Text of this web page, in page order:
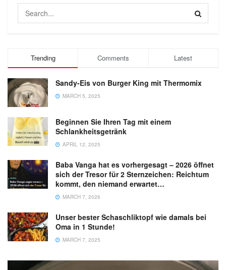
Trending Comments Latest
Sandy-Eis von Burger King mit Thermomix
MARCH 5, 2025
Beginnen Sie Ihren Tag mit einem
Schlankheitsgetränk
APRIL 12, 2025
Baba Vanga hat es vorhergesagt – 2026 öffnet
sich der Tresor für 2 Sternzeichen: Reichtum
kommt, den niemand erwartet…
MARCH 7, 2026
Unser bester Schaschliktopf wie damals bei
Oma in 1 Stunde!
MARCH 7, 2025